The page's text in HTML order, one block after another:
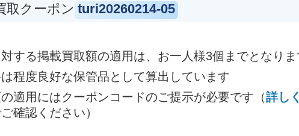
ッグゲーム
ライリール
安 8,500円
エーベル ビッグゲーム
NO.2 フライリール
取クーポン turi20260214-05
する掲載買取額の適用は、お一人様3個までとなりま
程度良好な保管品として算出しています
適用にはクーポンコードのご提示が必要です（詳し
確認ください）